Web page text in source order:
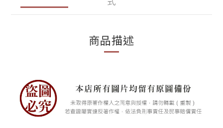
商品描述